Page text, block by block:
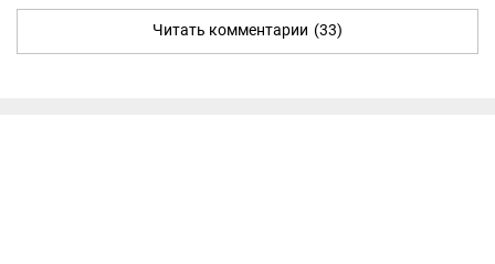
Читать комментарии (33)